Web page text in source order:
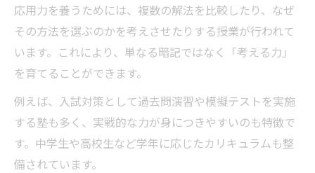
応用力を養うためには、複数の解法を比較したり、なぜ
その方法を選ぶのかを考えさせたりする授業が行われて
います。これにより、単なる暗記ではなく「考える力」
を育てることができます。
例えば、入試対策として過去問演習や模擬テストを実施
する塾も多く、実戦的な力が身につきやすいのも特徴で
す。中学生や高校生など学年に応じたカリキュラムも整
備されています。